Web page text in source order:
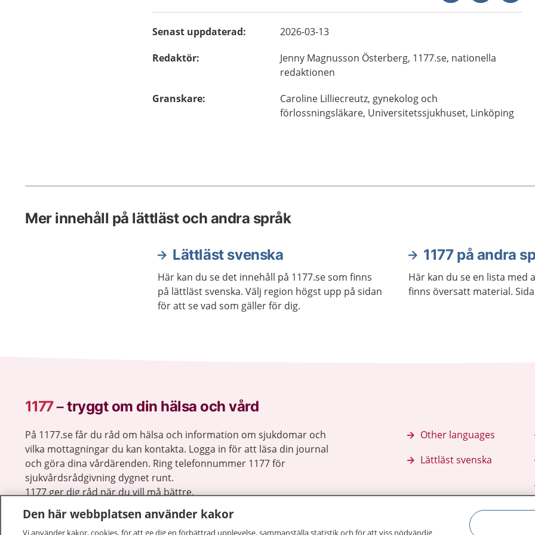
Senast uppdaterad:
2026-03-13
Redaktör: Jenny Magnusson Österberg, 1177.se, nationella
redaktionen
Granskare: Caroline Lilliecreutz, gynekolog och
förlossningsläkare, Universitetssjukhuset, Linköping
Mer innehåll på lättläst och andra språk
Lättläst svenska
Här kan du se det innehåll på 1177.se som finns
på lättläst svenska. Välj region högst upp på sidan
för att se vad som gäller för dig.
1177 på andra
Här kan du se en lista med
finns översatt material.
1177–tryggt om din hälsa och vård
På 1177.se får du råd om hälsa och information om sjukdomar och
vilka mottagningar du kan kontakta. Logga in för att läsa din journal
och göra dina vårdärenden. Ring telefonnummer 1177 för
sjukvårdsrådgivning dygnet runt.
1177 ger dig råd när du vill må bättre.
Other languages
Lättläst svenska
Den här webbplatsen använder kakor
Vi använder kakor, cookies, för att ge dig en förbättrad upplevelse, sammanställa statistik och för att viss nödvändig